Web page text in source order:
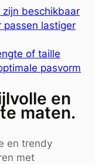
beschikbaar
passen lastiger
of taille
pasvorm
en
maten.
en trendy
met